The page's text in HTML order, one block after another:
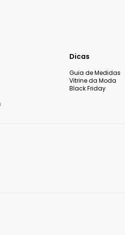
Dicas
Guia de Medidas
Vitrine da Moda
Black Friday